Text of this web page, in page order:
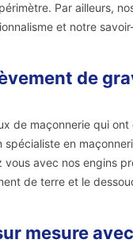
Par ailleurs,
et notre
de
de maçonnerie qui
en
avec nos engins
de terre et le
mesure